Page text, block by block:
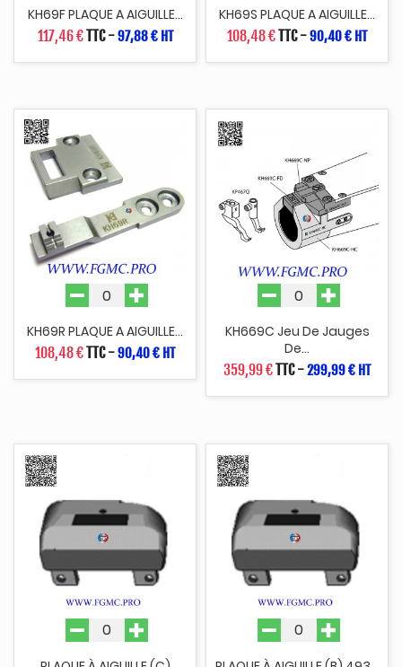
KH69F PLAQUE A AIGUILLE...
117,46 €TTC-97,88 € HT
KH69S PLAQUE A AIGUILLE...
108,48 €TTC-90,40 € HT
KH69R PLAQUE A AIGUILLE...
108,48 €TTC-90,40 € HT
KH669C Jeu De Jauges
De...
359,99 €TTC-299,99 € HT